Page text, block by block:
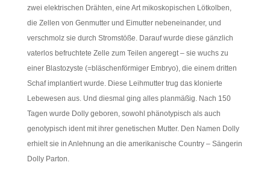
zwei elektrischen Drähten, eine Art mikoskopischen Lötkolben,
die Zellen von Genmutter und Eimutter nebeneinander, und
verschmolz sie durch Stromstöße. Darauf wurde diese gänzlich
vaterlos befruchtete Zelle zum Teilen angeregt – sie wuchs zu
einer Blastozyste (=bläschenförmiger Embryo), die einem dritten
Schaf implantiert wurde. Diese Leihmutter trug das klonierte
Lebewesen aus. Und diesmal ging alles planmäßig. Nach 150
Tagen wurde Dolly geboren, sowohl phänotypisch als auch
genotypisch ident mit ihrer genetischen Mutter. Den Namen Dolly
erhielt sie in Anlehnung an die amerikanische Country – Sängerin
Dolly Parton.